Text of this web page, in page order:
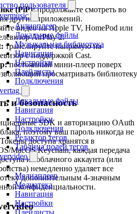
пользователя
Аудиоплеер
Локальные файлы
Музыкальная библиотека
Навигация
Настройки
Плейлисты
Подключения
Локальные файлы
Навигация
Настройки
Подключения
Редактор тегов
Таблица полей тегов
Медиаплеер
Медиатека
Навигация
Настройки
Плейлисты
(PiP):продолжайте смотреть во
других приложений.
видео на Apple TV, HomePod или
AirPlay 2.
транслируйте напрямую на
с поддержкой Cast.
постоянный мини-плеер поверх
просматривать библиотеку
и безопасность
SDK и авторизацию OAuth
поэтому ваш пароль никогда не
доступа хранятся в
MacOS Keychain, каждая передача
из облачного аккаунта (или
немедленно удаляет все
дополнительным 4-значным
конфиденциальности.